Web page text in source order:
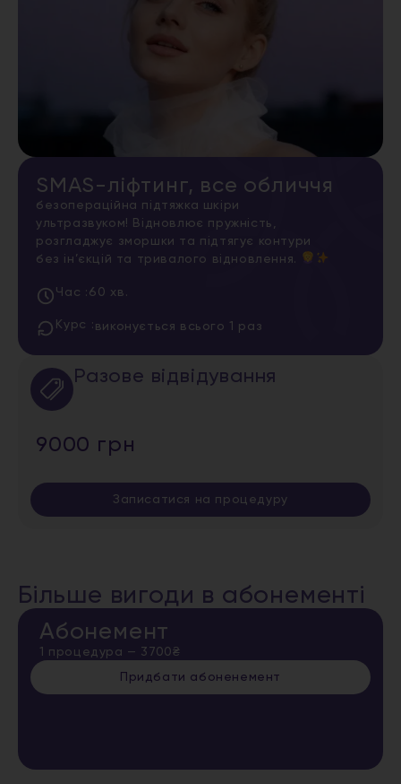
SMAS-ліфтинг, все обличчя
безопераційна підтяжка шкіри
ультразвуком! Відновлює пружність,
розгладжує зморшки та підтягує контури
без ін’єкцій та тривалого відновлення.
Час : 60 хв.
Курс : виконується всього 1 раз
Разове відвідування
9000 грн
Записатися на процедуру
Більше вигоди в абонементі
Абонемент
1 процедура — 3700₴
Придбати абоненемент